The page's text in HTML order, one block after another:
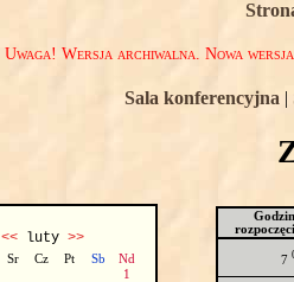
Uwaga! Wersja archiwalna. Nowa
Sala konferencyjna |
<<luty >>
Sr Cz Pt Sb
Nd
1
7